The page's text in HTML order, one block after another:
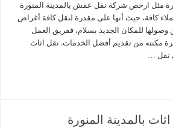
مثل ارخص شركة نقل عفش بالمدينة المنورة
كافة، حيث أنها على مقدرة لنقل كافة أغراض
وصولها للمكان الجديد بسلام، ففريق العمل
مكنته من تقديم أفضل الخدمات. نقل اثاث
نقل …
بالمدينة المنورة